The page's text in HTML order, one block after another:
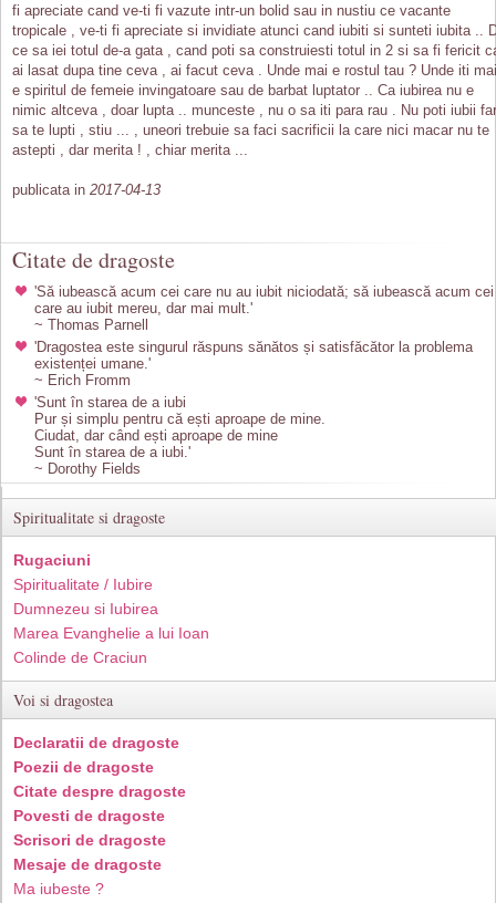
fi apreciate cand ve-ti fi vazute intr-un bolid sau in nustiu ce vacante
tropicale , ve-ti fi apreciate si invidiate atunci cand iubiti si sunteti iubita ..
ce sa iei totul de-a gata , cand poti sa construiesti totul in 2 si sa fi fericit
ai lasat dupa tine ceva , ai facut ceva . Unde mai e rostul tau ? Unde iti mai
e spiritul de femeie invingatoare sau de barbat luptator .. Ca iubirea nu e
nimic altceva , doar lupta .. munceste , nu o sa iti para rau . Nu poti iubii
sa te lupti , stiu ... , uneori trebuie sa faci sacrificii la care nici macar nu te
astepti , dar merita ! , chiar merita ...
publicata in 2017-04-13
Citate de dragoste
'Să iubească acum cei care nu au iubit niciodată; să iubească acum cei
care au iubit mereu, dar mai mult.'
~ Thomas Parnell
'Dragostea este singurul răspuns sănătos și satisfăcător la problema
existenței umane.'
~ Erich Fromm
'Sunt în starea de a iubi
Pur și simplu pentru că ești aproape de mine.
Ciudat, dar când ești aproape de mine
Sunt în starea de a iubi.'
~ Dorothy Fields
Spiritualitate si dragoste
Rugaciuni
Spiritualitate / Iubire
Dumnezeu si Iubirea
Marea Evanghelie a lui Ioan
Colinde de Craciun
Voi si dragostea
Declaratii de dragoste
Poezii de dragoste
Citate despre dragoste
Povesti de dragoste
Scrisori de dragoste
Mesaje de dragoste
Ma iubeste ?